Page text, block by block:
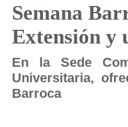
Semana
Extensión y
En la Sede
Universitaria,
Barroca